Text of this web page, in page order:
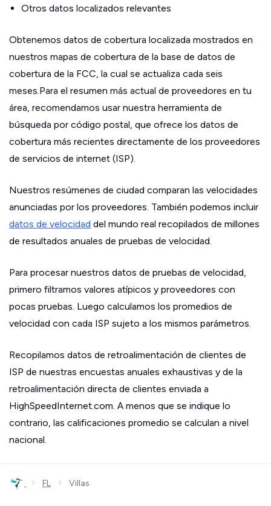
Otros datos localizados relevantes
Obtenemos datos de cobertura localizada mostrados en
nuestros mapas de cobertura de la base de datos de
cobertura de la FCC, la cual se actualiza cada seis
meses.Para el resumen más actual de proveedores en tu
área, recomendamos usar nuestra herramienta de
búsqueda por código postal, que ofrece los datos de
cobertura más recientes directamente de los proveedores
de servicios de internet (ISP).
Nuestros resúmenes de ciudad comparan las velocidades
anunciadas por los proveedores. También podemos incluir
datos de velocidad del mundo real recopilados de millones
de resultados anuales de pruebas de velocidad.
Para procesar nuestros datos de pruebas de velocidad,
primero filtramos valores atípicos y proveedores con
pocas pruebas. Luego calculamos los promedios de
velocidad con cada ISP sujeto a los mismos parámetros.
Recopilamos datos de retroalimentación de clientes de
ISP de nuestras encuestas anuales exhaustivas y de la
retroalimentación directa de clientes enviada a
HighSpeedInternet.com. A menos que se indique lo
contrario, las calificaciones promedio se calculan a nivel
nacional.
› FL › Villas